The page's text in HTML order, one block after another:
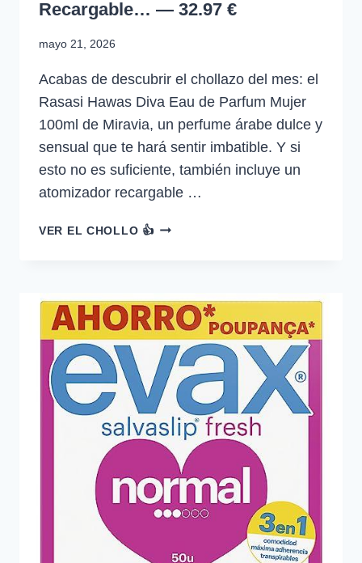
Recargable… — 32.97 €
mayo 21, 2026
Acabas de descubrir el chollazo del mes: el
Rasasi Hawas Diva Eau de Parfum Mujer
100ml de Miravia, un perfume árabe dulce y
sensual que te hará sentir imbatible. Y si
esto no es suficiente, también incluye un
atomizador recargable …
VER EL CHOLLO 👍RASASI
DE
PARFUM
MUJER
100ML
+
ATOMIZADOR
RECARGABLE…
—
32.97